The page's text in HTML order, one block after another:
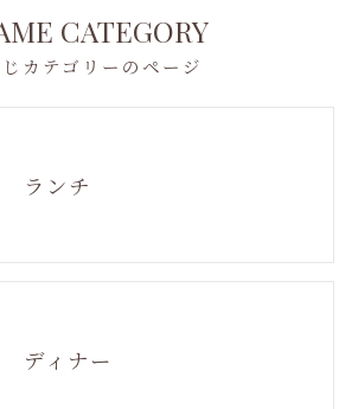
じカテゴリーのページ
CATEGORY
ランチ
ディナー